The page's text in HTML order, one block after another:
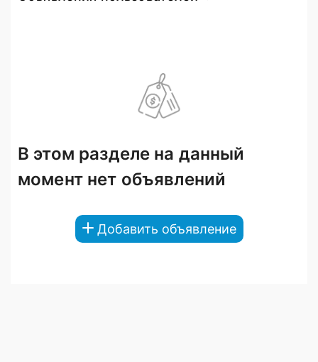
В этом разделе на данный
момент нет объявлений
Добавить объявление